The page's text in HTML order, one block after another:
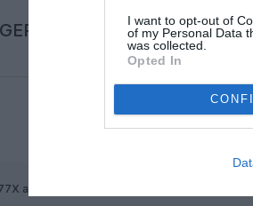
I want to opt-out of
of my Personal Data
was collected.
Opted In
L'ARTICLE
a commenté :